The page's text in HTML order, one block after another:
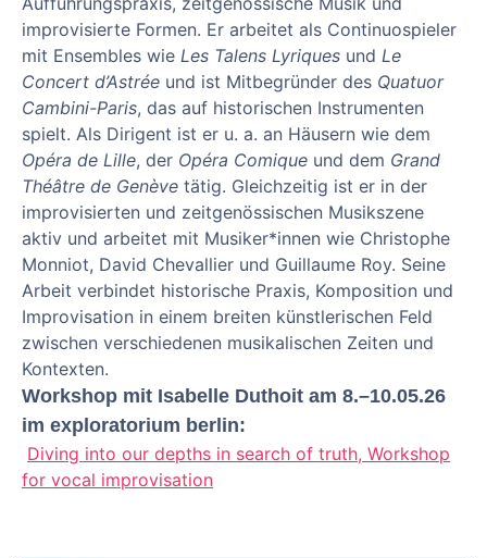
improvisierte Formen. Er arbeitet als Continuospieler
mit Ensembles wie Les Talens Lyriques und Le
Concert d’Astrée und ist Mitbegründer des Quatuor
Cambini-Paris, das auf historischen Instrumenten
spielt. Als Dirigent ist er u. a. an Häusern wie dem
Opéra de Lille, der Opéra Comique und dem Grand
Théâtre de Genève tätig. Gleichzeitig ist er in der
improvisierten und zeitgenössischen Musikszene
aktiv und arbeitet mit Musiker*innen wie Christophe
Monniot, David Chevallier und Guillaume Roy. Seine
Arbeit verbindet historische Praxis, Komposition und
Improvisation in einem breiten künstlerischen Feld
zwischen verschiedenen musikalischen Zeiten und
Kontexten.
Workshop mit Isabelle Duthoit am 8.–10.05.26
im exploratorium berlin:
Diving into our depths in search of truth, Workshop
for vocal improvisation